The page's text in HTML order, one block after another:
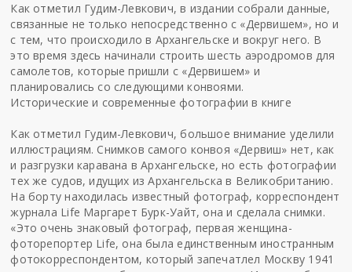
Как отметил Гудим-Левкович, в издании собрали данные,
связанные не только непосредственно с «Дервишем», но и
с тем, что происходило в Архангельске и вокруг него. В
это время здесь начинали строить шесть аэродромов для
самолетов, которые пришли с «Дервишем» и
планировались со следующими конвоями.
Исторические и современные фотографии в книге
Как отметил Гудим-Левкович, большое внимание уделили
иллюстрациям. Снимков самого конвоя «Дервиш» нет, как
и разгрузки каравана в Архангельске, но есть фотографии
тех же судов, идущих из Архангельска в Великобританию.
На борту находилась известный фотограф, корреспондент
журнала Life Маргарет Бурк-Уайт, она и сделала снимки.
«Это очень знаковый фотограф, первая женщина-
фоторепортер Life, она была единственным иностранным
фотокорреспондентом, который запечатлел Москву 1941